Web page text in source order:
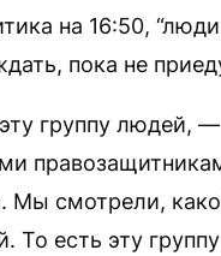
на 16:50,
пока не
группу людей,
Мы смотрели,
То есть эту